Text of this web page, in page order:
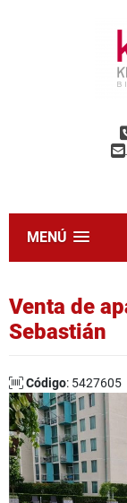
MENÚ
Venta de
Sebastián
Código: 5427605